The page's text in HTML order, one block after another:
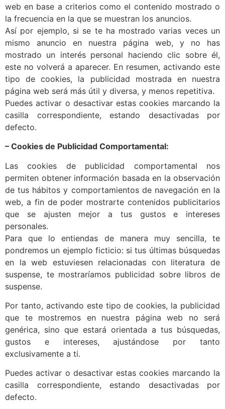
web en base a criterios como el contenido mostrado o
la frecuencia en la que se muestran los anuncios.
Así por ejemplo, si se te ha mostrado varias veces un
mismo anuncio en nuestra página web, y no has
mostrado un interés personal haciendo clic sobre él,
este no volverá a aparecer. En resumen, activando este
tipo de cookies, la publicidad mostrada en nuestra
página web será más útil y diversa, y menos repetitiva.
Puedes activar o desactivar estas cookies marcando la
casilla correspondiente, estando desactivadas por
defecto.
– Cookies de Publicidad Comportamental:
Las cookies de publicidad comportamental nos
permiten obtener información basada en la observación
de tus hábitos y comportamientos de navegación en la
web, a fin de poder mostrarte contenidos publicitarios
que se ajusten mejor a tus gustos e intereses
personales.
Para que lo entiendas de manera muy sencilla, te
pondremos un ejemplo ficticio: si tus últimas búsquedas
en la web estuviesen relacionadas con literatura de
suspense, te mostraríamos publicidad sobre libros de
suspense.
Por tanto, activando este tipo de cookies, la publicidad
que te mostremos en nuestra página web no será
genérica, sino que estará orientada a tus búsquedas,
gustos e intereses, ajustándose por tanto
exclusivamente a ti.
Puedes activar o desactivar estas cookies marcando la
casilla correspondiente, estando desactivadas por
defecto.